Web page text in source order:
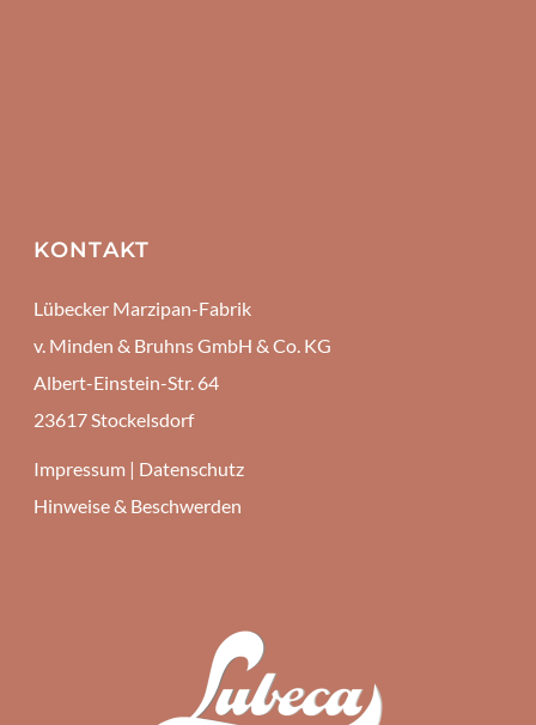
KONTAKT
Lübecker Marzipan-Fabrik
v. Minden & Bruhns GmbH & Co. KG
Albert-Einstein-Str. 64
23617 Stockelsdorf
Impressum | Datenschutz
Hinweise & Beschwerden